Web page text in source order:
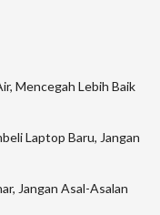
Mencegah Lebih Baik
Laptop Baru, Jangan
Jangan Asal-Asalan